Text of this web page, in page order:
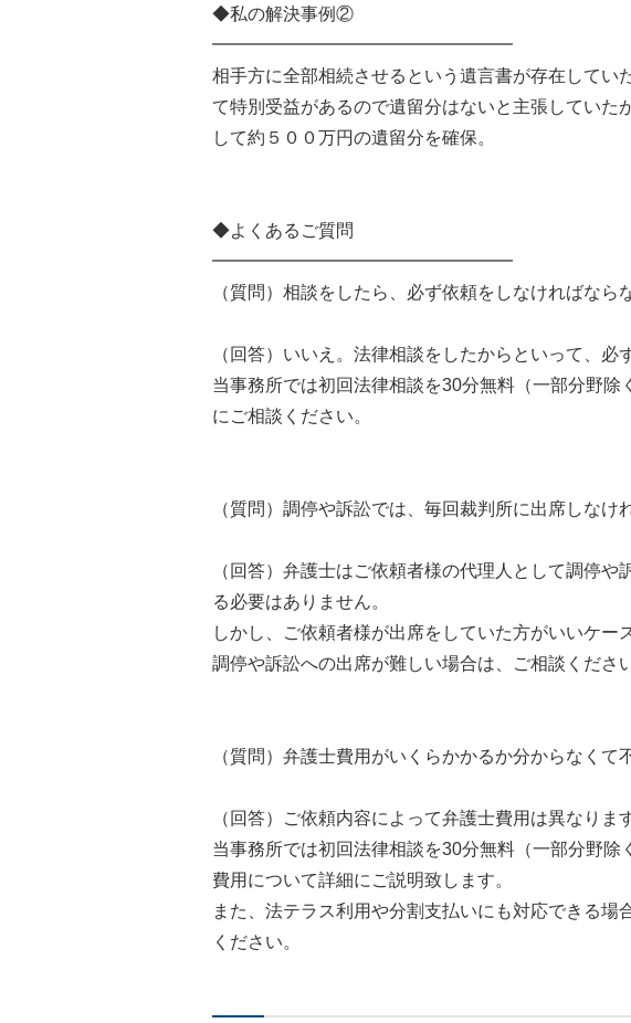
◆私の解決事例②
━━━━━━━━━━━━━━━━━
相手方に全部相続させるという遺言書が存在してい
て特別受益があるので遺留分はないと主張していた
して約５００万円の遺留分を確保。
◆よくあるご質問
━━━━━━━━━━━━━━━━━
（質問）相談をしたら、必ず依頼をしなければなら
（回答）いいえ。法律相談をしたからといって、必
当事務所では初回法律相談を30分無料（一部分野除
にご相談ください。
（質問）調停や訴訟では、毎回裁判所に出席しなけ
（回答）弁護士はご依頼者様の代理人として調停
る必要はありません。
しかし、ご依頼者様が出席をしていた方がいいケー
調停や訴訟への出席が難しい場合は、ご相談ください
（質問）弁護士費用がいくらかかるか分からなくて
（回答）ご依頼内容によって弁護士費用は異なります
当事務所では初回法律相談を30分無料（一部分野
費用について詳細にご説明致します。
また、法テラス利用や分割支払いにも対応できる場
ください。